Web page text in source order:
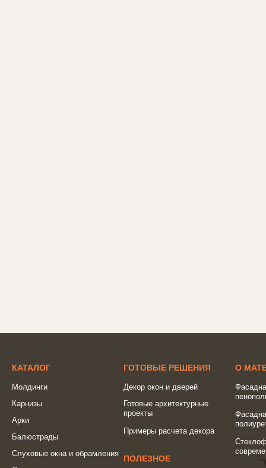
КАТАЛОГ
Молдинги
Карнизы
Арки
Балюстрады
Слуховые окна и обрамления
ГОТОВЫЕ РЕШЕНИЯ
Декор окон и дверей
Готовые архитектурные
проекты
Примеры расчета декора
ПОЛЕЗНОЕ
О